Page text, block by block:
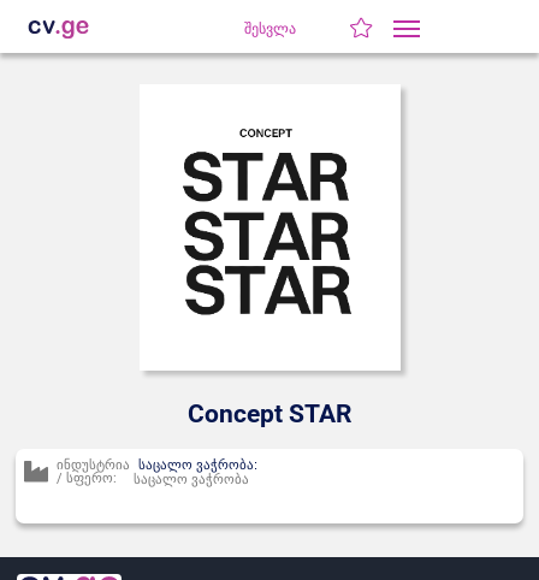
შესვლა
Concept STAR
ინდუსტრია
/ სფერო:
საცალო ვაჭრობა:
საცალო ვაჭრობა